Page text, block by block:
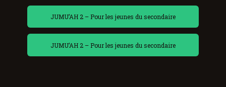
JUMU’AH 2 – Pour les jeunes du secondaire
JUMU’AH 2 – Pour les jeunes du secondaire